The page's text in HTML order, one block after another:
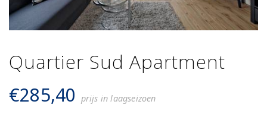
Quartier Sud Apartment
€285,40 prijs in laagseizoen